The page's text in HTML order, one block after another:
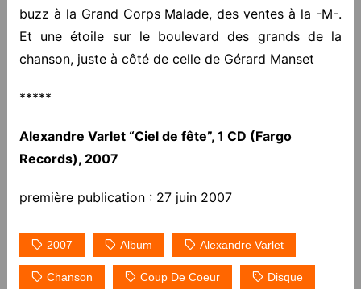
buzz à la Grand Corps Malade, des ventes à la -M-.
Et une étoile sur le boulevard des grands de la
chanson, juste à côté de celle de Gérard Manset
*****
Alexandre Varlet “Ciel de fête”, 1 CD (Fargo
Records), 2007
première publication : 27 juin 2007
2007 Album Alexandre Varlet
Chanson Coup De Coeur Disque